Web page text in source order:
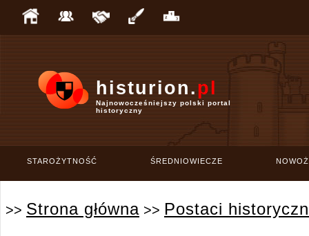
histurion.pl
Najnowocześniejszy polski portal
historyczny
STAROŻYTNOŚĆ ŚREDNIOWIECZE
>> Strona główna >> Postaci